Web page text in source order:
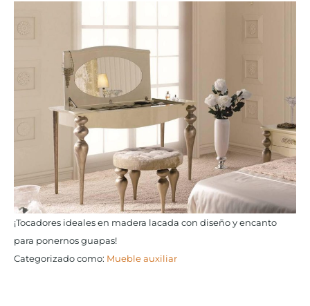
¡Tocadores ideales en madera lacada con diseño y encanto
para ponernos guapas!
Categorizado como: Mueble auxiliar